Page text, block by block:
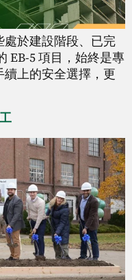
於建設階段、已完
EB-5 項目，始終是專
上的安全選擇，更